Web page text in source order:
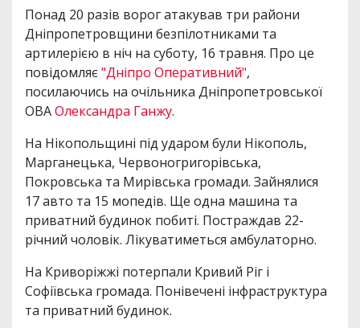
Понад 20 разів ворог атакував три райони
Дніпропетровщини безпілотниками та
артилерією в ніч на суботу, 16 травня. Про це
повідомляє"Дніпро Оперативний",
посилаючись на очільника Дніпропетровської
ОВАОлександра Ганжу.
На Нікопольщині під ударом були Нікополь,
Марганецька, Червоногригорівська,
Покровська та Мирівська громади. Зайнялися
17 авто та 15 мопедів. Ще одна машина та
приватний будинок побиті. Постраждав 22-
річний чоловік. Лікуватиметься амбулаторно.
На Криворіжжі потерпали Кривий Ріг і
Софіївська громада. Понівечені інфраструктура
та приватний будинок.